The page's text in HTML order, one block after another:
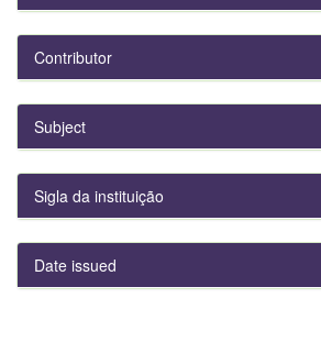
Contributor
Subject
Sigla da instituição
Date issued